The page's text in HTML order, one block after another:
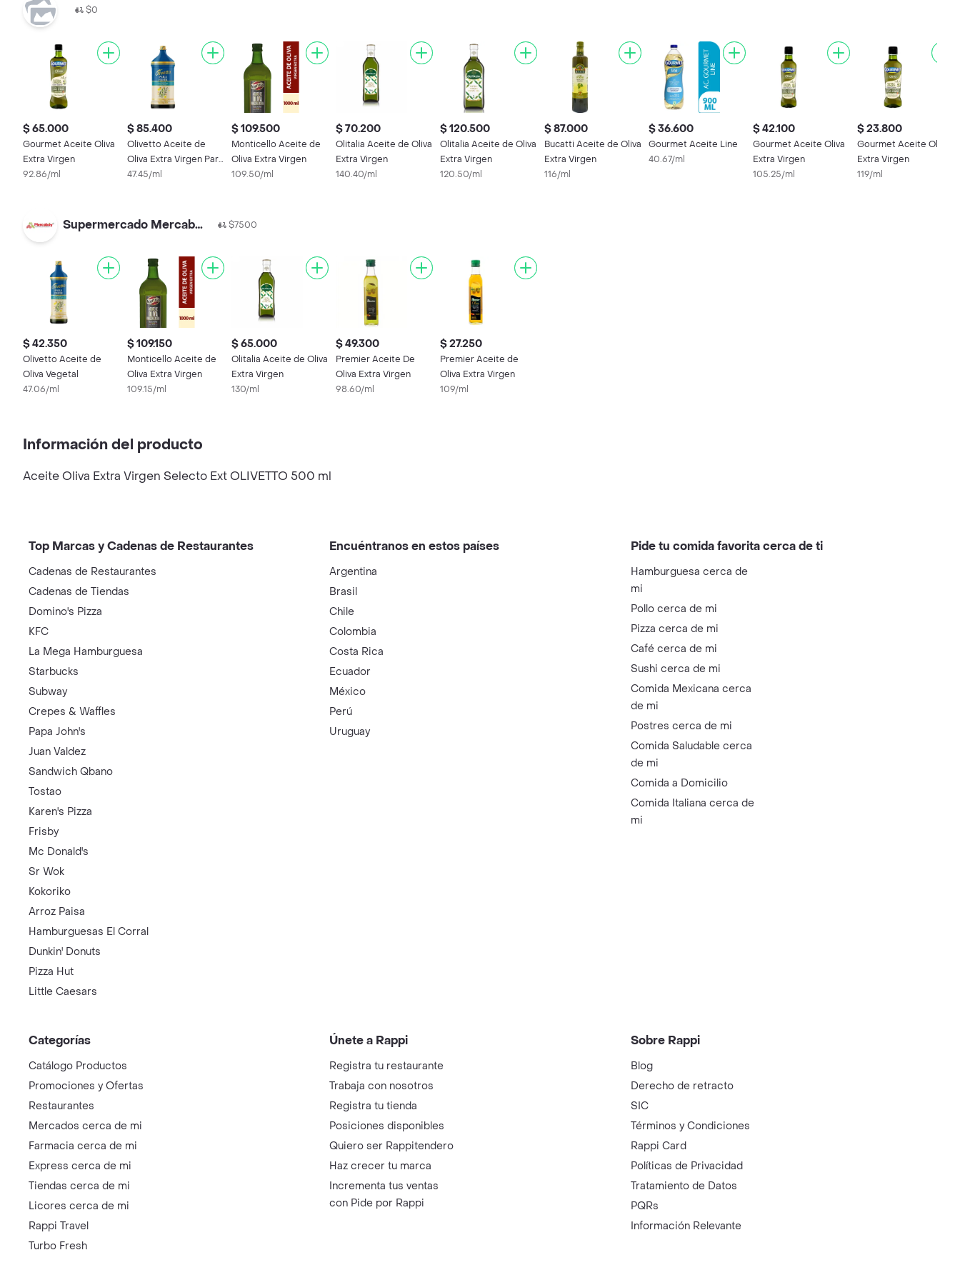
$0
$ 65.000
Gourmet Aceite Oliva
Extra Virgen
92.86/ml
$ 85.400
Olivetto Aceite de
Oliva Extra Virgen Para
Freír
47.45/ml
$ 109.500
Monticello Aceite de
Oliva Extra Virgen
109.50/ml
$ 70.200
Olitalia Aceite de Oliva
Extra Virgen
140.40/ml
$ 120.500
Olitalia Aceite de Oliva
Extra Virgen
120.50/ml
$ 87.000
Bucatti Aceite de Oliva
Extra Virgen
116/ml
$ 36.600
Gourmet Aceite Line
40.67/ml
$ 42.100
Gourmet Aceite Oliva
Extra Virgen
105.25/ml
$ 23.800
Gourmet Aceite Oliva
Extra Virgen
119/ml
Supermercado Mercaboy $7500
$ 42.350
Olivetto Aceite de
Oliva Vegetal
47.06/ml
$ 109.150
Monticello Aceite de
Oliva Extra Virgen
109.15/ml
$ 65.000
Olitalia Aceite de Oliva
Extra Virgen
130/ml
$ 49.300
Premier Aceite De
Oliva Extra Virgen
98.60/ml
$ 27.250
Premier Aceite de
Oliva Extra Virgen
109/ml
Información del producto
Aceite Oliva Extra Virgen Selecto Ext OLIVETTO 500 ml
Top Marcas y Cadenas de Restaurantes
Cadenas de Restaurantes
Cadenas de Tiendas
Domino's Pizza
KFC
La Mega Hamburguesa
Starbucks
Subway
Crepes & Waffles
Papa John's
Juan Valdez
Sandwich Qbano
Tostao
Karen's Pizza
Frisby
Mc Donald's
Sr Wok
Kokoriko
Arroz Paisa
Hamburguesas El Corral
Dunkin' Donuts
Pizza Hut
Little Caesars
Encuéntranos en estos países
Argentina
Brasil
Chile
Colombia
Costa Rica
Ecuador
México
Perú
Uruguay
Pide tu comida favorita cerca de ti
Hamburguesa cerca de
mi
Pollo cerca de mi
Pizza cerca de mi
Café cerca de mi
Sushi cerca de mi
Comida Mexicana cerca
de mi
Postres cerca de mi
Comida Saludable cerca
de mi
Comida a Domicilio
Comida Italiana cerca de
mi
Categorías
Catálogo Productos
Promociones y Ofertas
Restaurantes
Mercados cerca de mi
Farmacia cerca de mi
Express cerca de mi
Tiendas cerca de mi
Licores cerca de mi
Rappi Travel
Turbo Fresh
Únete a Rappi
Registra tu restaurante
Trabaja con nosotros
Registra tu tienda
Posiciones disponibles
Quiero ser Rappitendero
Haz crecer tu marca
Incrementa tus ventas
con Pide por Rappi
Sobre Rappi
Blog
Derecho de retracto
SIC
Términos y Condiciones
Rappi Card
Políticas de Privacidad
Tratamiento de Datos
PQRs
Información Relevante